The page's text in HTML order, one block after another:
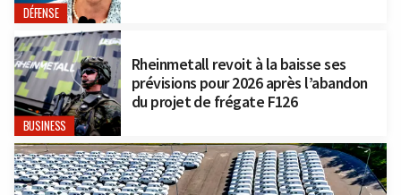
DÉFENSE
BUSINESS
Rheinmetall revoit à la baisse ses
prévisions pour 2026 après l’abandon
du projet de frégate F126